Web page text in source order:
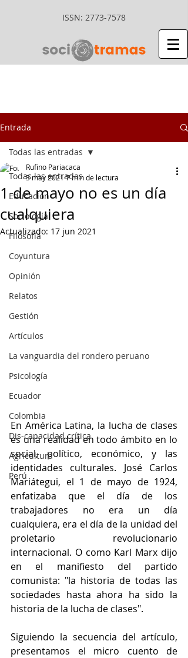
ISSN: 2773-7578
Entrada
Todas las entradas
Educación
Sociología
Filosofía
Coyuntura
Opinión
Relatos
Gestión
Artículos
La vanguardia del rondero peruano
Psicología
Ecuador
Colombia
Dis-capacidad crítica
Agricultura
Perú
Todas las entradas
1 de mayo no es un día
cualquiera
Rufino Pariacaca
3 may 20217 min de lectura
Actualizado: 17 jun 2021
En América Latina, la lucha de clases
es una realidad en todo ámbito en lo
social,  político,  económico,  y  las
identidades culturales. José Carlos
Mariátegui, el 1 de mayo de 1924,
enfatizaba que el día de los
trabajadores no era un día
cualquiera, era el día de la unidad del
proletario revolucionario
internacional. O como Karl Marx dijo
en el manifiesto del partido
comunista: "la historia de todas las
sociedades hasta ahora ha sido la
historia de la lucha de clases".
Siguiendo la secuencia del artículo,
presentamos el micro cuento de